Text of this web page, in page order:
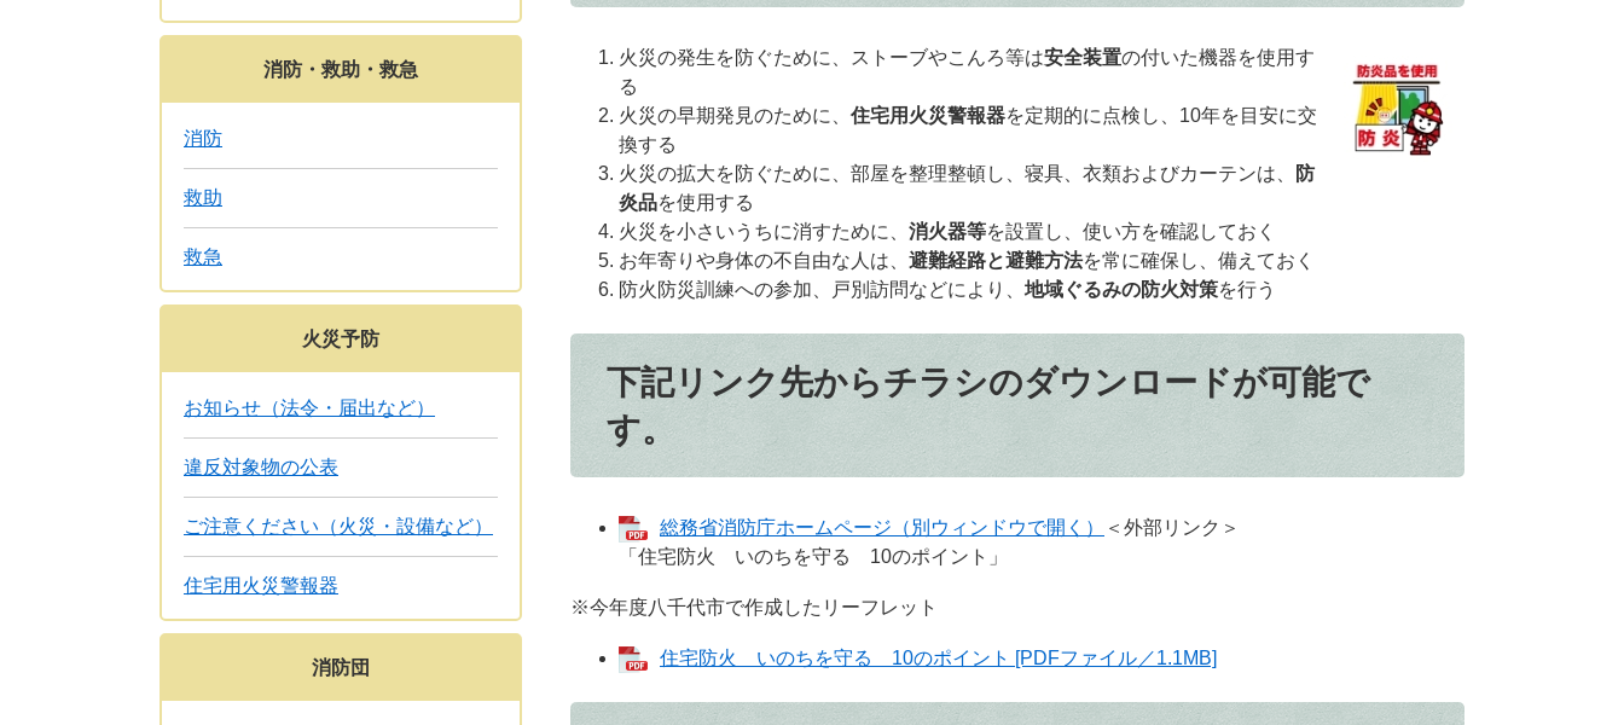
火災の発生を防ぐために、ストーブやこんろ等は安全装置の付いた機器を使用す
る
火災の早期発見のために、 住宅用火災警報器を定期的に点検し、10年を目安に交
換する
火災の拡大を防ぐために、部屋を整理整頓し、寝具、衣類およびカーテンは、
防
炎品を使用する
火災を小さいうちに消すために、 消火器等を設置し、使い方を確認しておく
お年寄りや身体の不自由な人は、 避難経路と避難方法を常に確保し、備えておく
防火防災訓練への参加、戸別訪問などにより、 地域ぐるみの防火対策を行う
下記リンク先からチラシのダウンロードが可能で
す。
総務省消防庁ホームページ（別ウィンドウで開く）
＜外部リンク＞
「住宅防火 いのちを守る 10のポイント」
※今年度八千代市で作成したリーフレット
住宅防火 いのちを守る 10のポイント [PDFファイル／1.1MB]
消防・救助・救急
消防
救助
救急
火災予防
お知らせ（法令・届出など）
違反対象物の公表
ご注意ください（火災・設備など）
住宅用火災警報器
消防団